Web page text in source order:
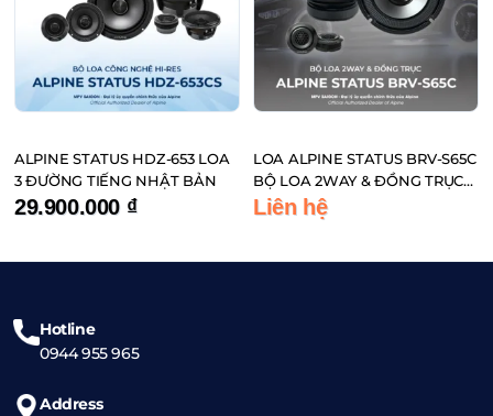
ALPINE STATUS HDZ-653 LOA
3 ĐƯỜNG TIẾNG NHẬT BẢN
29.900.000 ₫
LOA ALPINE STATUS BRV-S65C
BỘ LOA 2WAY & ĐỒNG TRỤC
ĐẾN TỪ NHẬT BẢN
Liên hệ
Hotline
0944 955 965
Address